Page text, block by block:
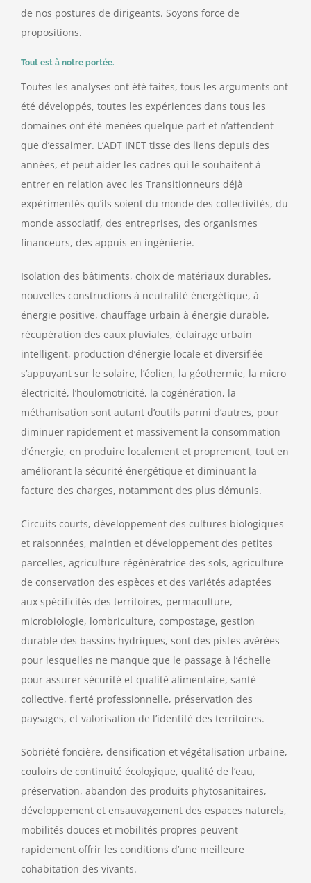
de nos postures de dirigeants. Soyons force de
propositions.
Tout est à notre portée.
Toutes les analyses ont été faites, tous les arguments ont
été développés, toutes les expériences dans tous les
domaines ont été menées quelque part et n’attendent
que d’essaimer. L’ADT INET tisse des liens depuis des
années, et peut aider les cadres qui le souhaitent à
entrer en relation avec les Transitionneurs déjà
expérimentés qu’ils soient du monde des collectivités, du
monde associatif, des entreprises, des organismes
financeurs, des appuis en ingénierie.
Isolation des bâtiments, choix de matériaux durables,
nouvelles constructions à neutralité énergétique, à
énergie positive, chauffage urbain à énergie durable,
récupération des eaux pluviales, éclairage urbain
intelligent, production d’énergie locale et diversifiée
s’appuyant sur le solaire, l’éolien, la géothermie, la micro
électricité, l’houlomotricité, la cogénération, la
méthanisation sont autant d’outils parmi d’autres, pour
diminuer rapidement et massivement la consommation
d’énergie, en produire localement et proprement, tout en
améliorant la sécurité énergétique et diminuant la
facture des charges, notamment des plus démunis.
Circuits courts, développement des cultures biologiques
et raisonnées, maintien et développement des petites
parcelles, agriculture régénératrice des sols, agriculture
de conservation des espèces et des variétés adaptées
aux spécificités des territoires, permaculture,
microbiologie, lombriculture, compostage, gestion
durable des bassins hydriques, sont des pistes avérées
pour lesquelles ne manque que le passage à l’échelle
pour assurer sécurité et qualité alimentaire, santé
collective, fierté professionnelle, préservation des
paysages, et valorisation de l’identité des territoires.
Sobriété foncière, densification et végétalisation urbaine,
couloirs de continuité écologique, qualité de l’eau,
préservation, abandon des produits phytosanitaires,
développement et ensauvagement des espaces naturels,
mobilités douces et mobilités propres peuvent
rapidement offrir les conditions d’une meilleure
cohabitation des vivants.